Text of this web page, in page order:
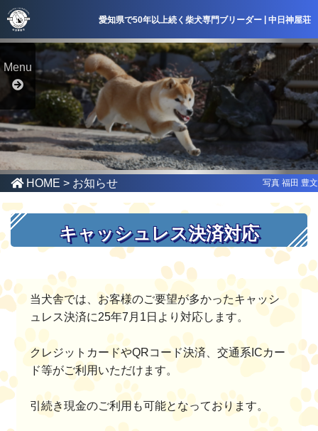
愛知県で50年以上続く柴犬専門ブリーダー | 中日神屋荘
HOME > お知らせ 写真 福田 豊文
Menu
キャッシュレス決済対応
当犬舎では、お客様のご要望が多かったキャッシ
ュレス決済に25年7月1日より対応します。
クレジットカードやQRコード決済、交通系ICカー
ド等がご利用いただけます。
引続き現金のご利用も可能となっております。